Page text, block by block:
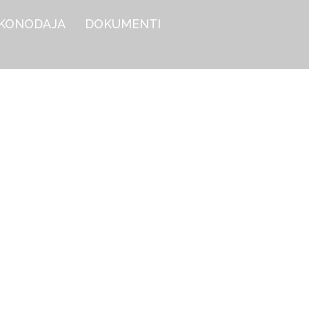
DOKUMENTI